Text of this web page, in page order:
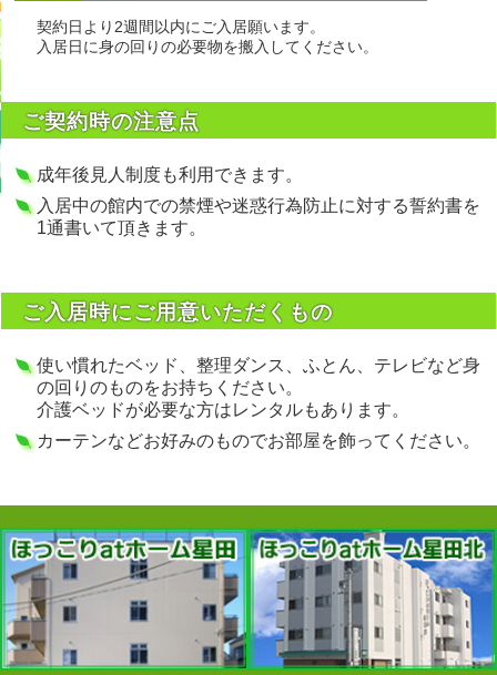
契約日より2週間以内にご入居願います。
入居日に身の回りの必要物を搬入してください。
ご契約時の注意点
成年後見人制度も利用できます。
入居中の館内での禁煙や迷惑行為防止に対する誓約書を
1通書いて頂きます。
ご入居時にご用意いただくもの
使い慣れたベッド、整理ダンス、ふとん、テレビなど身
の回りのものをお持ちください。
介護ベッドが必要な方はレンタルもあります。
カーテンなどお好みのものでお部屋を飾ってください。